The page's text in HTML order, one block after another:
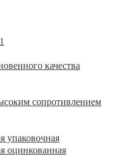
качества
сопротивлением
упаковочная
оцинкованная